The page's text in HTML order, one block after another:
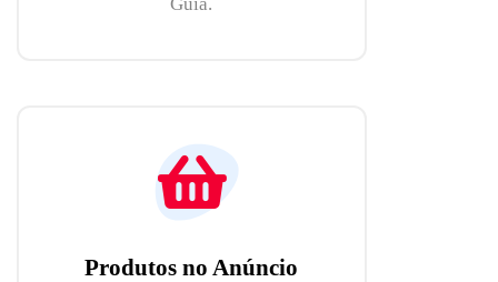
Produtos no Anúncio